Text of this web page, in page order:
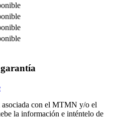
garantía
asociada con el MTMN y/o el
la información e inténtelo de